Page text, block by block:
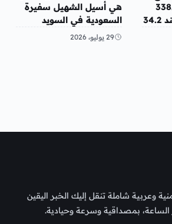
مبلغ 338.7
مليار ريال والعجز عند 34.2
هي أسيل الشهيل سفيرة
السعودية في السويد
29 يوليو، 2026
وعربية شاملة تنقل إليك الخبر اليقين
بمصداقية وسرعة وحيادية.